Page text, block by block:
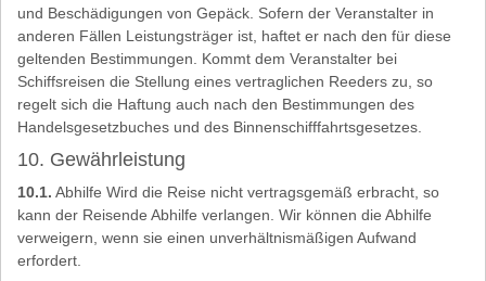
und Beschädigungen von Gepäck. Sofern der Veranstalter in
anderen Fällen Leistungsträger ist, haftet er nach den für diese
geltenden Bestimmungen. Kommt dem Veranstalter bei
Schiffsreisen die Stellung eines vertraglichen Reeders zu, so
regelt sich die Haftung auch nach den Bestimmungen des
Handelsgesetzbuches und des Binnenschifffahrtsgesetzes.
10. Gewährleistung
10.1. Abhilfe Wird die Reise nicht vertragsgemäß erbracht, so
kann der Reisende Abhilfe verlangen. Wir können die Abhilfe
verweigern, wenn sie einen unverhältnismäßigen Aufwand
erfordert.